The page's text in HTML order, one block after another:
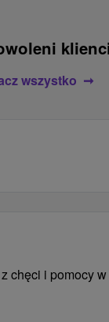
wszystko
chęci i pomocy